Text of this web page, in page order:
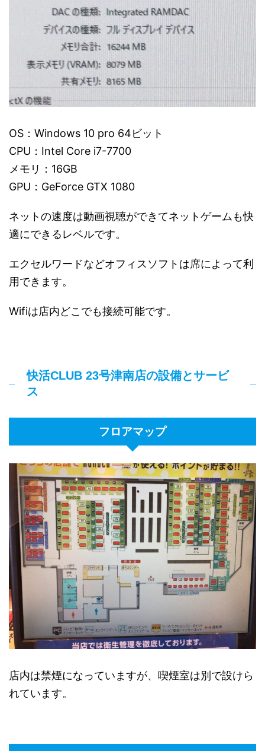
OS：Windows 10 pro 64ビット
CPU：Intel Core i7-7700
メモリ：16GB
GPU：GeForce GTX 1080
ネットの速度は動画視聴ができてネットゲームも快
適にできるレベルです。
エクセルワードなどオフィスソフトは席によって利
用できます。
Wifiは店内どこでも接続可能です。
快活CLUB 23号津南店の設備とサービ
ス
フロアマップ
店内は禁煙になっていますが、喫煙室は別で設けら
れています。